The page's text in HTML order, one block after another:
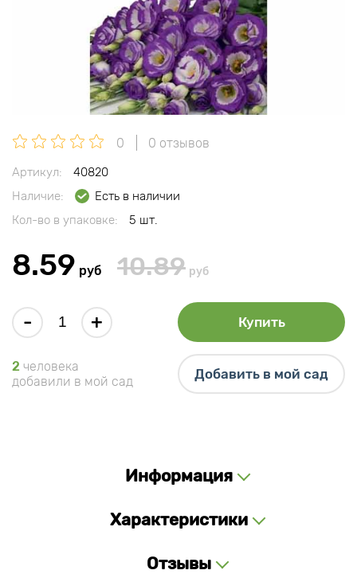
0 0 отзывов
Артикул:
40820
Наличие:
Есть в наличии
Кол-во в упаковке:
5 шт.
8.59 руб 10.89 руб
- + Купить
2 человека
добавили в мой сад
Добавить в мой сад
Информация
Характеристики
Отзывы